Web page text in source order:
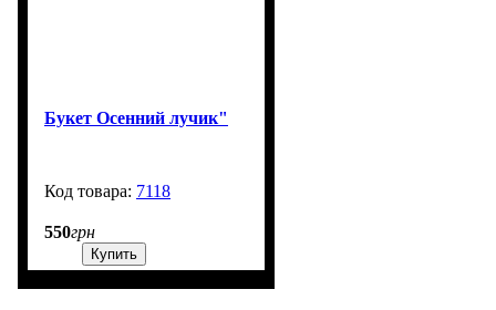
Букет Осенний лучик"
7118
550грн
Купить